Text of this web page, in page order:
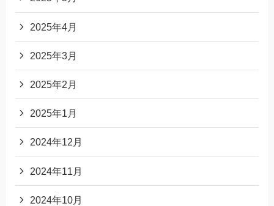
2025年4月
2025年3月
2025年2月
2025年1月
2024年12月
2024年11月
2024年10月